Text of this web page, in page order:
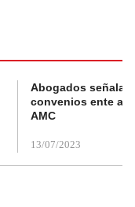
Abogados
convenios ente
AMC
13/07/2023